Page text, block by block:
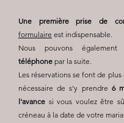
Une première prise de
formulaire est indispensable.
Nous pouvons également
téléphone par la suite.
Les réservations se font de
nécessaire de s'y prendre 6
l'avance si vous voulez être
créneau à la date de votre